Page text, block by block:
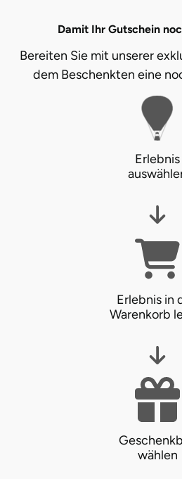
Damit Ihr Gutschein
Bereiten Sie mit unserer
dem Beschenkten eine
Erlebnis
Erlebnis in
Warenkorb
wählen